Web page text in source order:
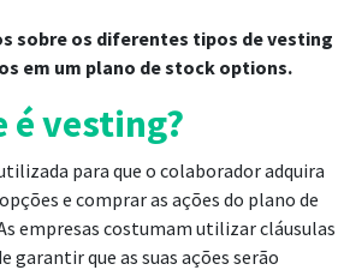
sobre os diferentes tipos de vesting
em um plano de stock options.
é vesting?
para que o colaborador adquira
e comprar as ações do plano de
empresas costumam utilizar cláusulas
garantir que as suas ações serão